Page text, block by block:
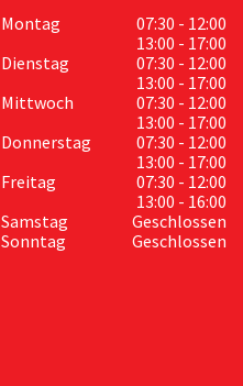
Montag
07:30 - 12:00
13:00 - 17:00
Dienstag
07:30 - 12:00
13:00 - 17:00
Mittwoch
07:30 - 12:00
13:00 - 17:00
Donnerstag
07:30 - 12:00
13:00 - 17:00
Freitag
07:30 - 12:00
13:00 - 16:00
Samstag
Geschlossen
Sonntag
Geschlossen